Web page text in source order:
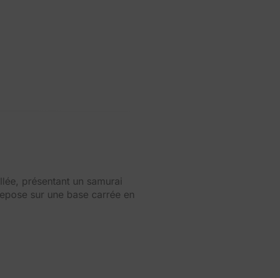
présentant un samurai
sur une base carrée en